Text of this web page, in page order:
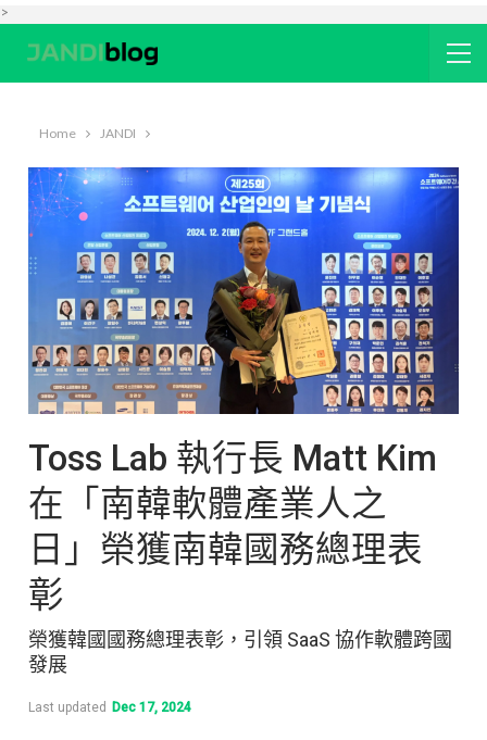
>
Home JANDI
Toss Lab 執行長 Matt Kim
在「南韓軟體產業人之
日」榮獲南韓國務總理表
彰
榮獲韓國國務總理表彰，引領 SaaS 協作軟體跨國
發展
Last updated Dec 17, 2024